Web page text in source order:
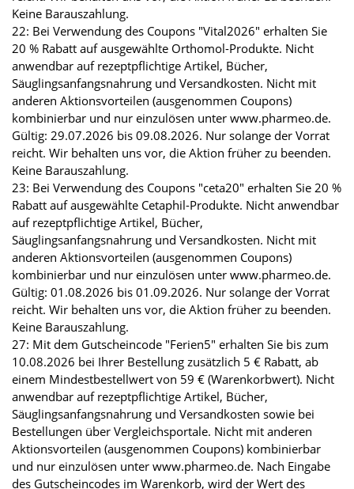
Keine Barauszahlung.
22: Bei Verwendung des Coupons "Vital2026" erhalten Sie
20 % Rabatt auf ausgewählte Orthomol-Produkte. Nicht
anwendbar auf rezeptpflichtige Artikel, Bücher,
Säuglingsanfangsnahrung und Versandkosten. Nicht mit
anderen Aktionsvorteilen (ausgenommen Coupons)
kombinierbar und nur einzulösen unter www.pharmeo.de.
Gültig: 29.07.2026 bis 09.08.2026. Nur solange der Vorrat
reicht. Wir behalten uns vor, die Aktion früher zu beenden.
Keine Barauszahlung.
23: Bei Verwendung des Coupons "ceta20" erhalten Sie 20 %
Rabatt auf ausgewählte Cetaphil-Produkte. Nicht anwendbar
auf rezeptpflichtige Artikel, Bücher,
Säuglingsanfangsnahrung und Versandkosten. Nicht mit
anderen Aktionsvorteilen (ausgenommen Coupons)
kombinierbar und nur einzulösen unter www.pharmeo.de.
Gültig: 01.08.2026 bis 01.09.2026. Nur solange der Vorrat
reicht. Wir behalten uns vor, die Aktion früher zu beenden.
Keine Barauszahlung.
27: Mit dem Gutscheincode "Ferien5" erhalten Sie bis zum
10.08.2026 bei Ihrer Bestellung zusätzlich 5 € Rabatt, ab
einem Mindestbestellwert von 59 € (Warenkorbwert). Nicht
anwendbar auf rezeptpflichtige Artikel, Bücher,
Säuglingsanfangsnahrung und Versandkosten sowie bei
Bestellungen über Vergleichsportale. Nicht mit anderen
Aktionsvorteilen (ausgenommen Coupons) kombinierbar
und nur einzulösen unter www.pharmeo.de. Nach Eingabe
des Gutscheincodes im Warenkorb, wird der Wert des